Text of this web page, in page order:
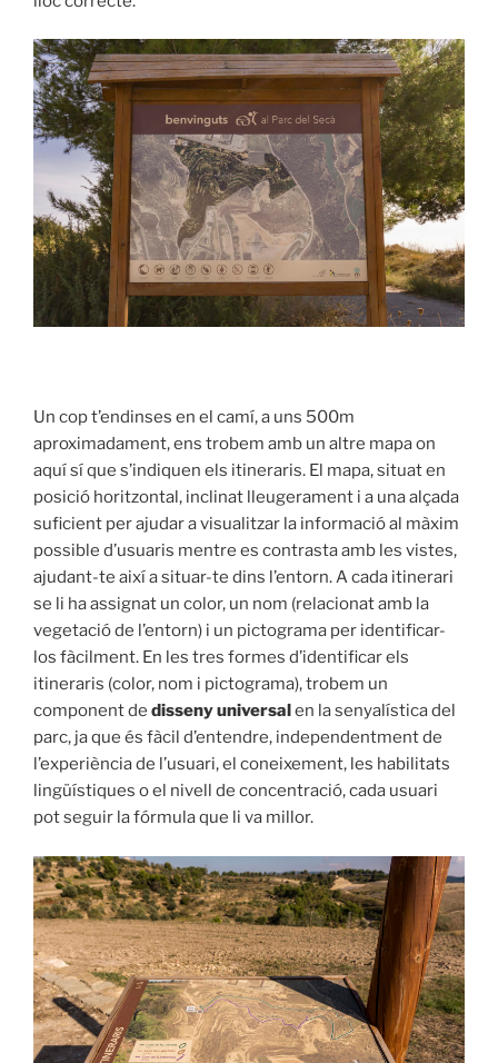
Un cop t’endinses en el camí, a uns 500m
aproximadament, ens trobem amb un altre mapa on
aquí sí que s’indiquen els itineraris. El mapa, situat en
posició horitzontal, inclinat lleugerament i a una alçada
suficient per ajudar a visualitzar la informació al màxim
possible d’usuaris mentre es contrasta amb les vistes,
ajudant-te així a situar-te dins l’entorn. A cada itinerari
se li ha assignat un color, un nom (relacionat amb la
vegetació de l’entorn) i un pictograma per identificar-
los fàcilment. En les tres formes d’identificar els
itineraris (color, nom i pictograma), trobem un
component de disseny universalen la senyalística del
parc, ja que és fàcil d’entendre, independentment de
l’experiència de l’usuari, el coneixement, les habilitats
lingüístiques o el nivell de concentració, cada usuari
pot seguir la fórmula que li va millor.